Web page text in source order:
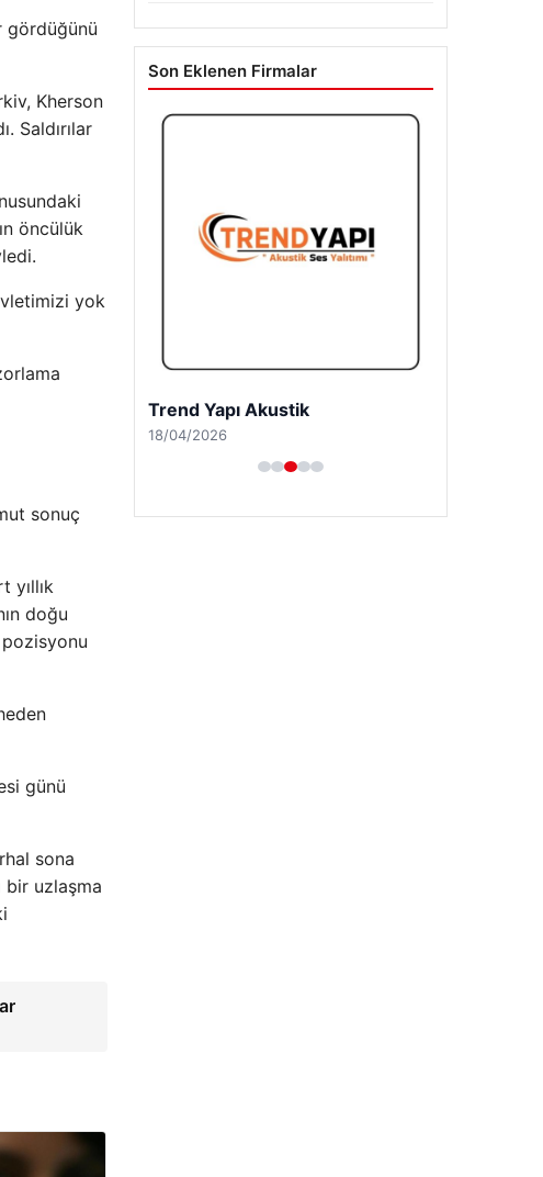
gördüğünü
Kherson
Saldırılar
öncülük
yok
sonuç
yıllık
doğu
pozisyonu
günü
sona
bir uzlaşma
Son Eklenen Firmalar
Trend Yapı Akustik
18/04/2026